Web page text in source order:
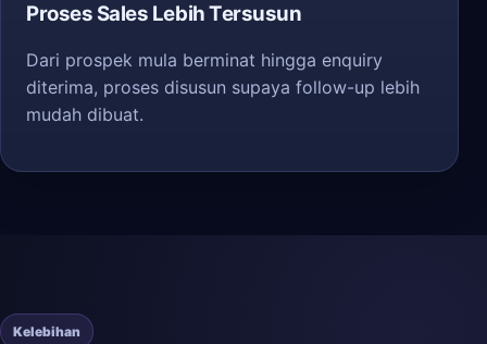
Proses Sales Lebih Tersusun
Dari prospek mula berminat hingga enquiry
diterima, proses disusun supaya follow-up lebih
mudah dibuat.
Kelebihan